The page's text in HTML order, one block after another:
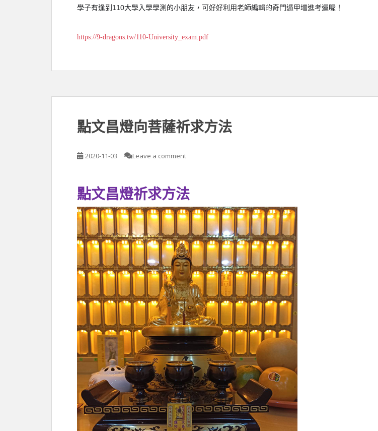
學子有逢到 110大學入學學測的小朋友，可好好利用老師編輯的奇門遁甲增進考運喔！
https://9-dragons.tw/110-University_exam.pdf
點文昌燈向菩薩祈求方法
2020-11-03 Leave a comment
點文昌燈祈求方法